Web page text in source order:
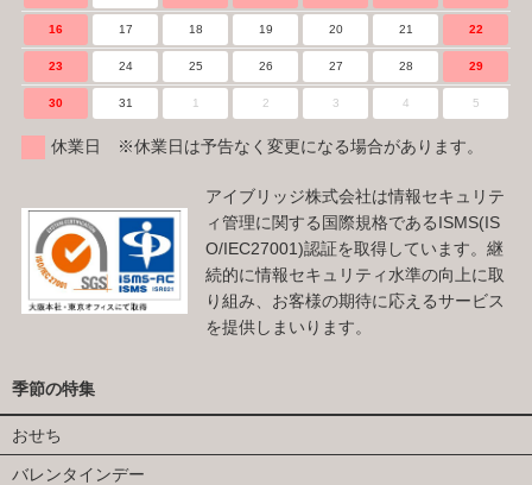
16 17 18 19 20 21 22
23 24 25 26 27 28 29
30 31 1 2 3 4 5
休業日 ※休業日は予告なく変更になる場合があります。
アイブリッジ株式会社は情報セキュリテ
ィ管理に関する国際規格であるISMS(IS
O/IEC27001)認証を取得しています。継
続的に情報セキュリティ水準の向上に取
り組み、お客様の期待に応えるサービス
を提供しまいります。
季節の特集
おせち
バレンタインデー